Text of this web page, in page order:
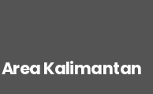
Area Kalimantan